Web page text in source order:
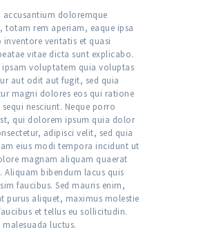
doloremque
totam rem aperiam, eaque ipsa
inventore veritatis et quasi
vitae dicta sunt explicabo.
ipsam voluptatem quia voluptas
aut odit aut fugit, sed quia
magni dolores eos qui ratione
nesciunt. Neque porro
qui dolorem ipsum quia dolor
adipisci velit, sed quia
eius modi tempora incidunt ut
magnam aliquam quaerat
Aliquam bibendum lacus quis
faucibus. Sed mauris enim,
purus aliquet, maximus molestie
et tellus eu sollicitudin.
luctus.